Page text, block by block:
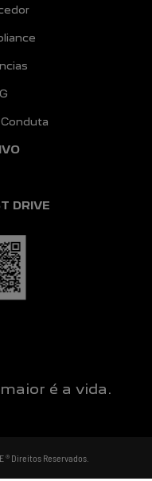
DRIVE
é a vida.
® Direitos Reservados.